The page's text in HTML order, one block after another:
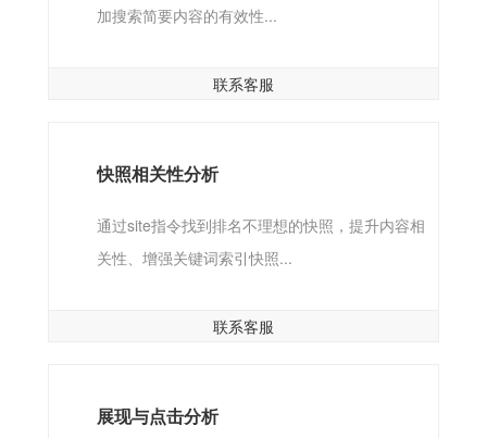
加搜索简要内容的有效性...
联系客服
快照相关性分析
通过site指令找到排名不理想的快照，提升内容相
关性、增强关键词索引快照...
联系客服
展现与点击分析